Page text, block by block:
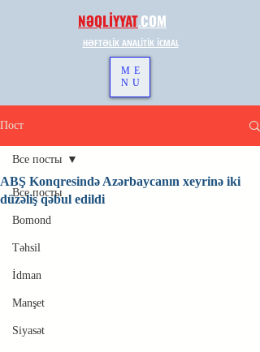
NƏQLİYYAT.COM
HƏFTƏLİK ANALİTİK İCMAL
ME
NU
Пост
Все посты
Bomond
Təhsil
İdman
Manşet
Siyasət
Все посты
ABŞ Konqresində Azərbaycanın xeyrinə iki
düzəliş qəbul edildi